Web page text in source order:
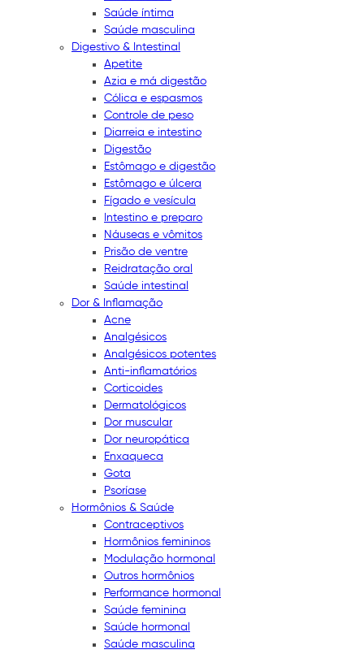
Saúde íntima
Saúde masculina
Digestivo & Intestinal
Apetite
Azia e má digestão
Cólica e espasmos
Controle de peso
Diarreia e intestino
Digestão
Estômago e digestão
Estômago e úlcera
Fígado e vesícula
Intestino e preparo
Náuseas e vômitos
Prisão de ventre
Reidratação oral
Saúde intestinal
Dor & Inflamação
Acne
Analgésicos
Analgésicos potentes
Anti-inflamatórios
Corticoides
Dermatológicos
Dor muscular
Dor neuropática
Enxaqueca
Gota
Psoríase
Hormônios & Saúde
Contraceptivos
Hormônios femininos
Modulação hormonal
Outros hormônios
Performance hormonal
Saúde feminina
Saúde hormonal
Saúde masculina